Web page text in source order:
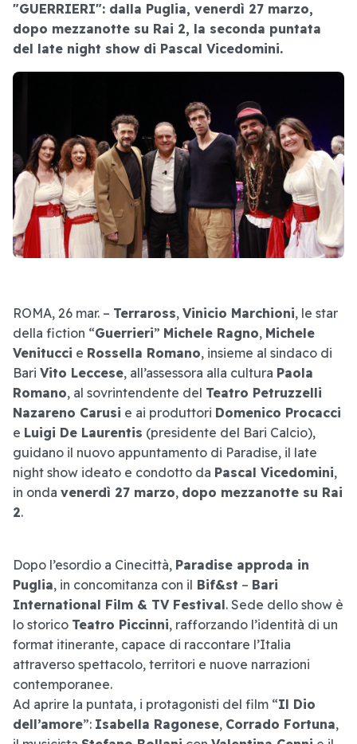
"GUERRIERI": dalla Puglia, venerdì 27 marzo,
dopo mezzanotte su Rai 2, la seconda puntata
del late night show di Pascal Vicedomini.
ROMA, 26 mar. – Terraross, Vinicio Marchioni, le star
della fiction “Guerrieri” Michele Ragno, Michele
Venitucci e Rossella Romano, insieme al sindaco di
Bari Vito Leccese, all’assessora alla cultura Paola
Romano, al sovrintendente del Teatro Petruzzelli
Nazareno Carusi e ai produttori Domenico Procacci
e Luigi De Laurentis (presidente del Bari Calcio),
guidano il nuovo appuntamento di Paradise, il late
night show ideato e condotto da Pascal Vicedomini,
in onda venerdì 27 marzo, dopo mezzanotte su Rai
2.
Dopo l’esordio a Cinecittà, Paradise approda in
Puglia, in concomitanza con il Bif&st – Bari
International Film & TV Festival. Sede dello show è
lo storico Teatro Piccinni, rafforzando l’identità di un
format itinerante, capace di raccontare l’Italia
attraverso spettacolo, territori e nuove narrazioni
contemporanee.
Ad aprire la puntata, i protagonisti del film “Il Dio
dell’amore”: Isabella Ragonese, Corrado Fortuna,